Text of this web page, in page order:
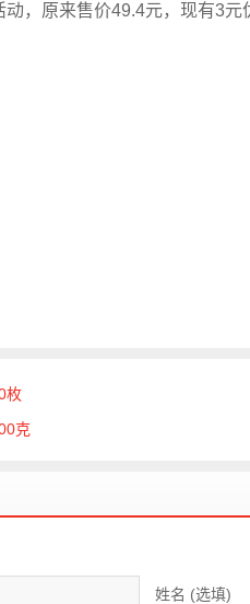
，原来售价49.4元，现有3
枚
克
姓名 (选填)